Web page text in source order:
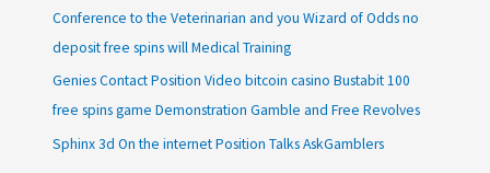
Conference to the Veterinarian and you Wizard of Odds no
deposit free spins will Medical Training
Genies Contact Position Video bitcoin casino Bustabit 100
free spins game Demonstration Gamble and Free Revolves
Sphinx 3d On the internet Position Talks AskGamblers